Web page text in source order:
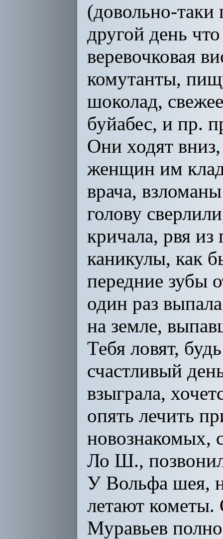
(довольно-
другой день
веревочковая
комутанты,
шоколад,
буйабес, и пр.
Они ходят вниз,
женщин им
врача,
голову
кричала, рвя
каникулы, как
передние зубы
один раз
на земле,
Тебя ловят,
счастливый
взыграла,
опять лечить
новознакомых,
Ло Ш.,
У Вольфа шея,
летают кометы.
Муравьев